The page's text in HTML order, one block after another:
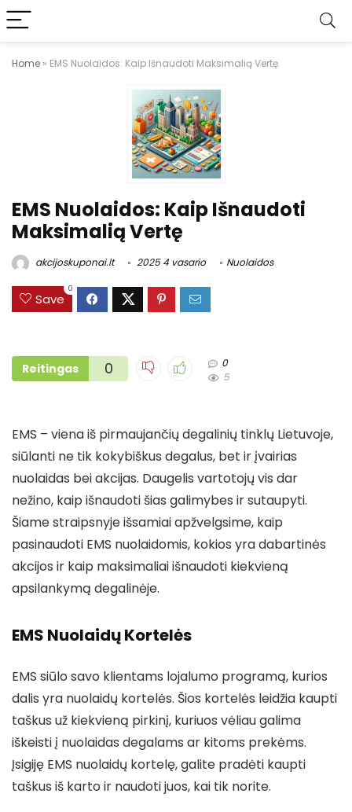
Home » EMS Nuolaidos: Kaip Išnaudoti Maksimalią Vertę
EMS Nuolaidos: Kaip Išnaudoti
Maksimalią Vertę
akcijoskuponai.lt 2025 4 vasario Nuolaidos
Save
0
Reitingas 0
0
5
EMS – viena iš pirmaujančių degalinių tinklų Lietuvoje,
siūlanti ne tik kokybiškus degalus, bet ir įvairias
nuolaidas bei akcijas. Daugelis vartotojų vis dar
nežino, kaip išnaudoti šias galimybes ir sutaupyti.
Šiame straipsnyje išsamiai apžvelgsime, kaip
pasinaudoti EMS nuolaidomis, kokios yra dabartinės
akcijos ir kaip maksimaliai išnaudoti kiekvieną
apsilankymą degalinėje.
EMS Nuolaidų Kortelės
EMS siūlo savo klientams lojalumo programą, kurios
dalis yra nuolaidų kortelės. Šios kortelės leidžia kaupti
taškus už kiekvieną pirkinį, kuriuos vėliau galima
iškeisti į nuolaidas degalams ar kitoms prekėms.
Įsigiję EMS nuolaidų kortelę, galite pradėti kaupti
taškus iš karto ir naudoti juos, kai tik norite.